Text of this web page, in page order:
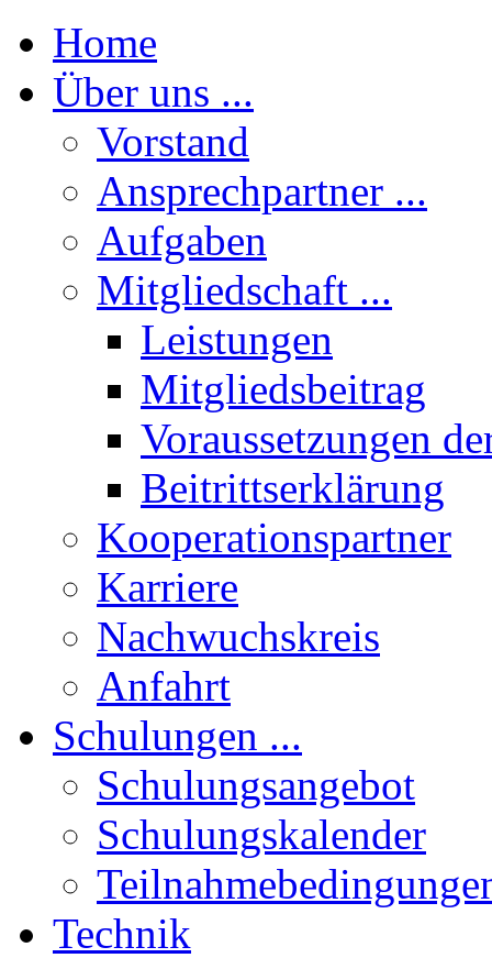
Home
Über uns ...
Vorstand
Ansprechpartner ...
Aufgaben
Mitgliedschaft ...
Leistungen
Mitgliedsbeitrag
Voraussetzungen
Beitrittserklärung
Kooperationspartner
Karriere
Nachwuchskreis
Anfahrt
Schulungen ...
Schulungsangebot
Schulungskalender
Technik